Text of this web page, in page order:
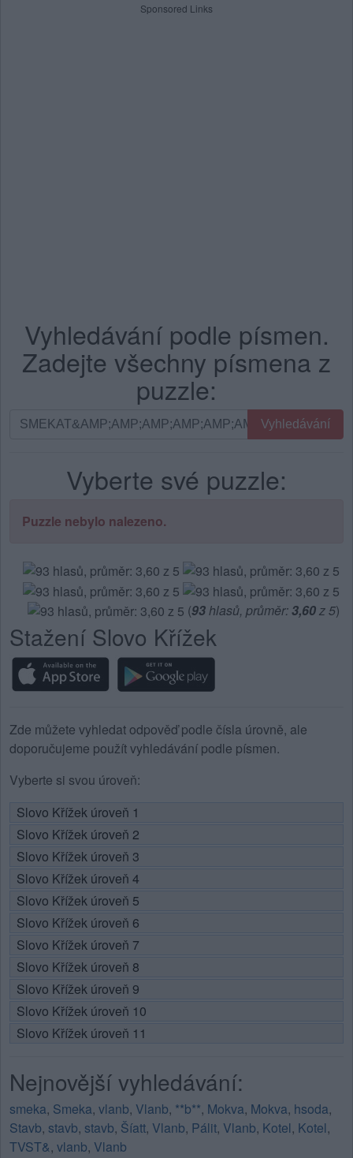
Sponsored Links
Vyhledávání podle písmen.
Zadejte všechny písmena z
puzzle:
Vyhledávání
písmena
Vyhledávání
Vyberte své puzzle:
Puzzle nebylo nalezeno.
(93hlasů, průměr:3,60z 5)
Stažení Slovo Křížek
Zde můžete vyhledat odpověď podle čísla úrovně, ale
doporučujeme použít vyhledávání podle písmen.
Vyberte si svou úroveň:
Slovo Křížek úroveň 1
Slovo Křížek úroveň 2
Slovo Křížek úroveň 3
Slovo Křížek úroveň 4
Slovo Křížek úroveň 5
Slovo Křížek úroveň 6
Slovo Křížek úroveň 7
Slovo Křížek úroveň 8
Slovo Křížek úroveň 9
Slovo Křížek úroveň 10
Slovo Křížek úroveň 11
Nejnovější vyhledávání:
smeka, Smeka, vlanb, Vlanb, **b**, Mokva, Mokva, hsoda,
Stavb, stavb, stavb, Šíatt, Vlanb, Pálit, Vlanb, Kotel, Kotel,
TVST&, vlanb, Vlanb